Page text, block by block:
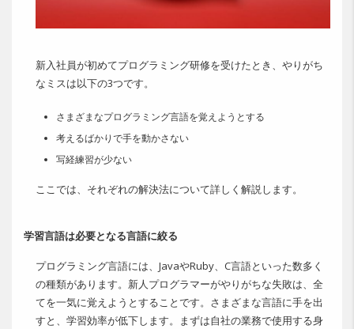
新入社員が初めてプログラミング研修を受けたとき、やりがち
なミスは以下の3つです。
さまざまなプログラミング言語を覚えようとする
考えるばかりで手を動かさない
写経練習が少ない
ここでは、それぞれの解決法について詳しく解説します。
学習言語は必要となる言語に絞る
プログラミング言語には、JavaやRuby、C言語といった数多く
の種類があります。新人プログラマーがやりがちな失敗は、全
てを一気に覚えようとすることです。さまざまな言語に手を出
すと、学習効率が低下します。まずは自社の業務で使用する身